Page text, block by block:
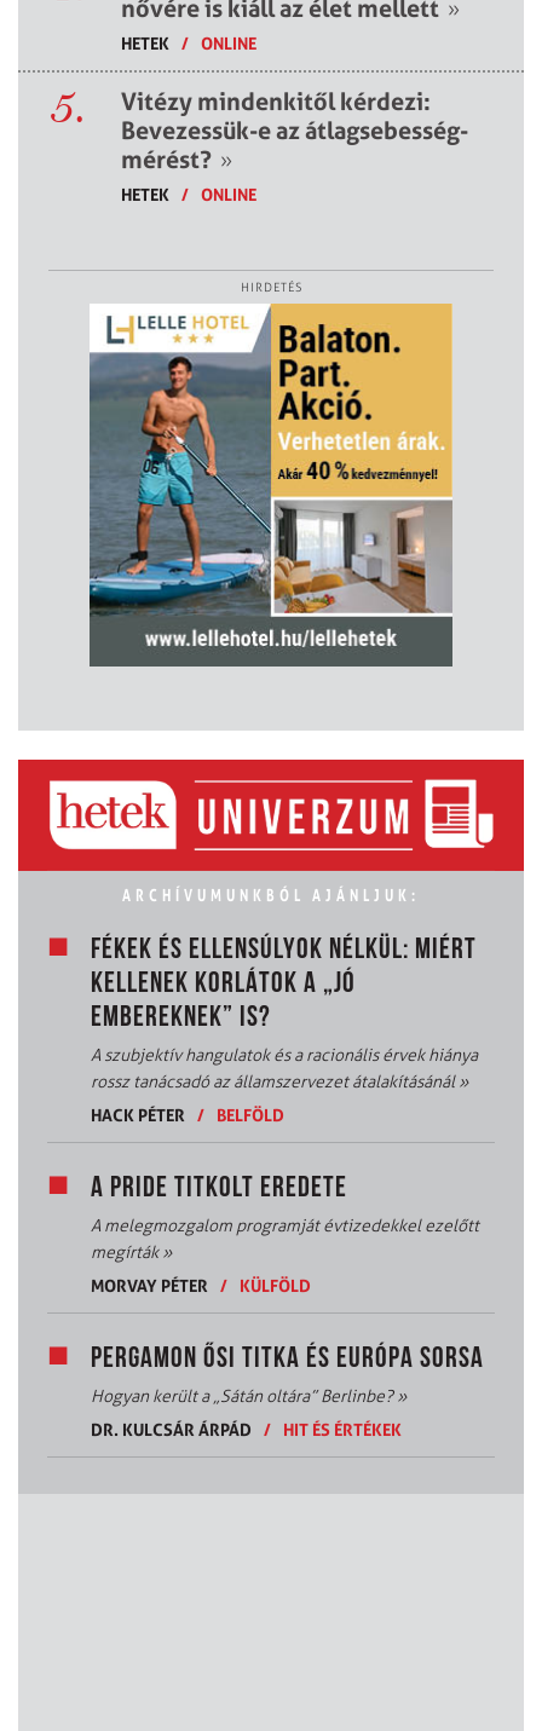
nővére is kiáll az élet mellett »
HETEK / ONLINE
5.
Vitézy mindenkitől kérdezi:
Bevezessük-e az átlagsebesség-
mérést? »
HETEK / ONLINE
HIRDETÉS
ARCHÍVUMUNKBÓL AJÁNLJUK:
FÉKEK ÉS ELLENSÚLYOK NÉLKÜL: MIÉRT
KELLENEK KORLÁTOK A „JÓ
EMBEREKNEK” IS?
A szubjektív hangulatok és a racionális érvek hiánya
rossz tanácsadó az államszervezet átalakításánál»
HACK PÉTER
/ BELFÖLD
A PRIDE TITKOLT EREDETE
A melegmozgalom programját évtizedekkel ezelőtt
megírták»
MORVAY PÉTER
/ KÜLFÖLD
PERGAMON ŐSI TITKA ÉS EURÓPA SORSA
Hogyan került a „Sátán oltára” Berlinbe?»
DR. KULCSÁR ÁRPÁD
/ HIT ÉS ÉRTÉKEK